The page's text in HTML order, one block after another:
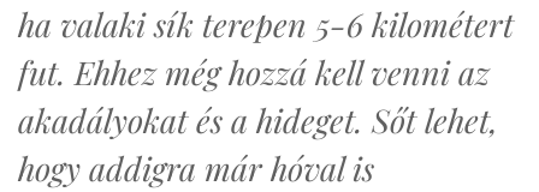
ha valaki sík terepen 5-6 kilométert
fut. Ehhez még hozzá kell venni az
akadályokat és a hideget. Sőt lehet,
hogy addigra már hóval is